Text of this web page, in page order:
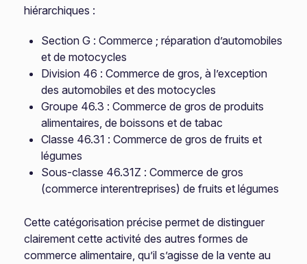
hiérarchiques :
Section G : Commerce ; réparation d’automobiles
et de motocycles
Division 46 : Commerce de gros, à l’exception
des automobiles et des motocycles
Groupe 46.3 : Commerce de gros de produits
alimentaires, de boissons et de tabac
Classe 46.31 : Commerce de gros de fruits et
légumes
Sous-classe 46.31Z : Commerce de gros
(commerce interentreprises) de fruits et légumes
Cette catégorisation précise permet de distinguer
clairement cette activité des autres formes de
commerce alimentaire, qu’il s’agisse de la vente au